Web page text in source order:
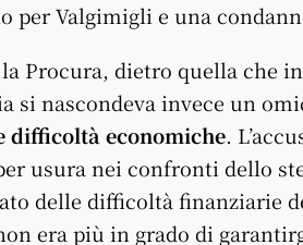
per Valgimigli e una
la Procura, dietro quella che
si nascondeva invece un
difficoltà economiche.
usura nei confronti dello
delle difficoltà finanziarie
era più in grado di